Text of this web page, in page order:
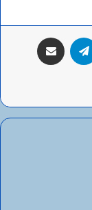
تيلقرام